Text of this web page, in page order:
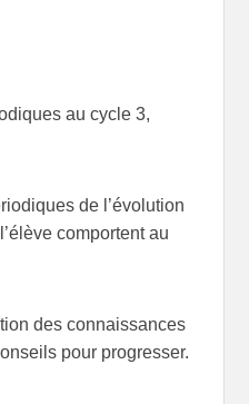
au cycle 3,
de l’évolution
comportent au
des connaissances
pour progresser.